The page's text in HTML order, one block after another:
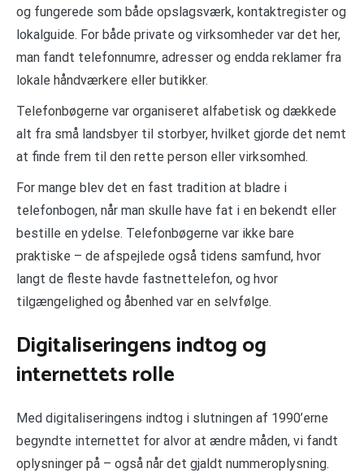
og fungerede som både opslagsværk, kontaktregister og
lokalguide. For både private og virksomheder var det her,
man fandt telefonnumre, adresser og endda reklamer fra
lokale håndværkere eller butikker.
Telefonbøgerne var organiseret alfabetisk og dækkede
alt fra små landsbyer til storbyer, hvilket gjorde det nemt
at finde frem til den rette person eller virksomhed.
For mange blev det en fast tradition at bladre i
telefonbogen, når man skulle have fat i en bekendt eller
bestille en ydelse. Telefonbøgerne var ikke bare
praktiske – de afspejlede også tidens samfund, hvor
langt de fleste havde fastnettelefon, og hvor
tilgængelighed og åbenhed var en selvfølge.
Digitaliseringens indtog og
internettets rolle
Med digitaliseringens indtog i slutningen af 1990’erne
begyndte internettet for alvor at ændre måden, vi fandt
oplysninger på – også når det gjaldt nummeroplysning.